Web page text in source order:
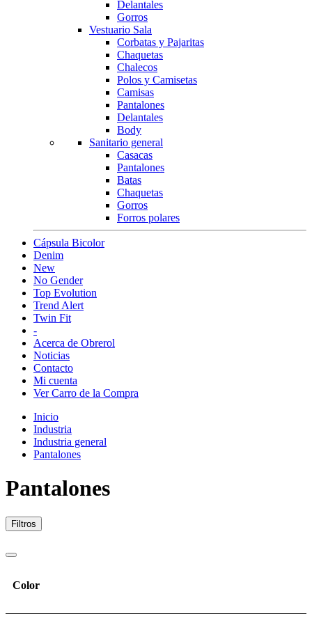
Delantales
Gorros
Vestuario Sala
Corbatas y Pajaritas
Chaquetas
Chalecos
Polos y Camisetas
Camisas
Pantalones
Delantales
Body
Sanitario general
Casacas
Pantalones
Batas
Chaquetas
Gorros
Forros polares
Cápsula Bicolor
Denim
New
No Gender
Top Evolution
Trend Alert
Twin Fit
-
Acerca de Obrerol
Noticias
Contacto
Mi cuenta
Ver Carro de la Compra
Inicio
Industria
Industria general
Pantalones
Pantalones
Filtros
Color